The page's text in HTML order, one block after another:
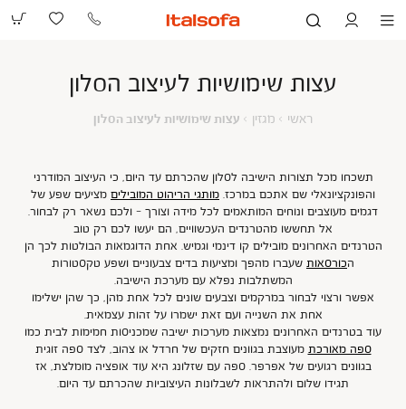
073-
עצות שימושיות לעיצוב הסלון
ראשי ראשי
מגזין מגזין
עצות שימושיות לעיצוב הסלון
תשכחו מכל תצורות הישיבה לסלון שהכרתם עד היום, כי העיצוב המודרני
והפונקציונאלי שם אתכם במרכז. מותגי הריהוט המובילים מציעים שפע של
דגמים מעוצבים ונוחים המותאמים לכל מידה וצורך - ולכם נשאר רק לבחור.
אל תחששו מהטרנדים העכשוויים, הם יעשו לכם רק טוב
הטרנדים האחרונים מובילים קו דינמי וגמיש. אחת הדוגמאות הבולטות לכך הן
הכורסאות שעברו מהפך ומציעות בדים צבעוניים ושפע טקסטורות
המשתלבות נפלא עם מערכת הישיבה.
אפשר ורצוי לבחור במרקמים וצבעים שונים לכל אחת מהן, כך שהן ישלימו
אחת את השנייה ועם זאת ישמרו על זהות עצמאית.
עוד בטרנדים האחרונים נמצאות מערכות ישיבה שמכניסות חמימות לבית כמו
ספה מאורכת מעוצבת בגוונים חזקים של חרדל או צהוב, לצד ספה זוגית
בגוונים רגועים של אפרפר. ספה עם שזלונג היא עוד אופציה מומלצת, אז
תגידו שלום ולהתראות לשבלונות העיצוביות שהכרתם עד היום.